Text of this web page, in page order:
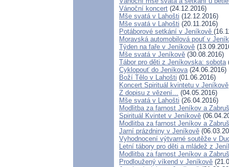
Vánoční koncert (24.12.2016)
Mše svatá v Lahošti (12.12.2016)
Mše svatá v Lahošti (20.11.2016)
Potáborové setkání v Jeníkově
Moravská automobilová pouť v
Týden na faře v Jeníkově
Mše svatá v Jeníkově (30.08.2016)
Tábor pro děti z Jeníkovska: sobota
Cyklopouť do Jeníkova (24.06.2016)
Boží Tělo v Lahošti (01.06.2016)
Koncert Spirituál kvintetu v Jeníkově
Z dopisu z vězení...
(04.05.2016)
Mše svatá v Lahošti (26.04.2016)
Modlitba za farnost Jeníkov a
Spirituál Kvintet v Jeníkově
Modlitba za farnost Jeníkov a
Jarní prázdniny v Jeníkově
Vyhodnocení výtvarné soutěže v
Letní tábory pro děti a mládež z
Modlitba za farnost Jeníkov a
Prodloužený víkend v Jeníkově